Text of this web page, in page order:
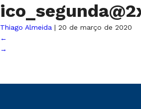
Thiago Almeida | 20 de março de 2020
←
→